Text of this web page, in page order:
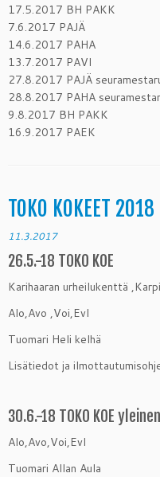
17.5.2017 BH PAKK
7.6.2017 PAJÄ
14.6.2017 PAHA
13.7.2017 PAVI
27.8.2017 PAJÄ
28.8.2017 PAHA
9.8.2017 BH PAKK
16.9.2017 PAEK
TOKO KOKEET 2018
11.3.2017
26.5.-18 TOKO KOE
Karihaaran urheilukenttä
Alo,Avo ,Voi,Evl
Tuomari Heli kelhä
Lisätiedot ja
30.6.-18 TOKO KOE yleinen
Alo,Avo,Voi,Evl
Tuomari Allan Aula